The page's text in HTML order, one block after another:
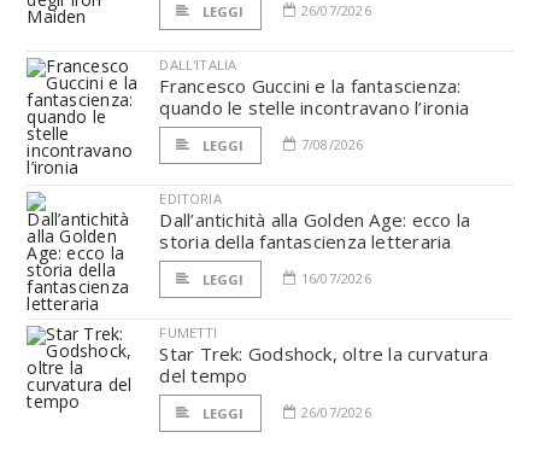
LEGGI 26/07/2026
DALL'ITALIA
Francesco Guccini e la fantascienza:
quando le stelle incontravano l’ironia
LEGGI 7/08/2026
EDITORIA
Dall’antichità alla Golden Age: ecco la
storia della fantascienza letteraria
LEGGI 16/07/2026
FUMETTI
Star Trek: Godshock, oltre la curvatura
del tempo
LEGGI 26/07/2026